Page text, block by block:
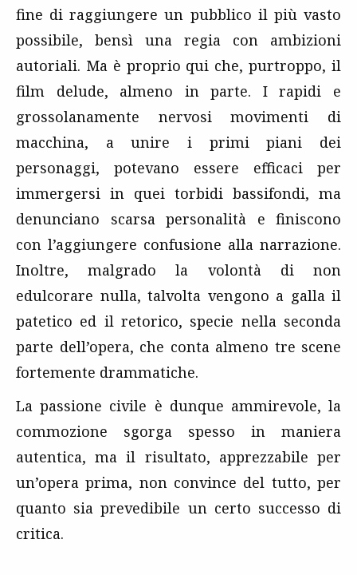
fine di raggiungere un pubblico il più vasto
possibile, bensì una regia con ambizioni
autoriali. Ma è proprio qui che, purtroppo, il
film delude, almeno in parte. I rapidi e
grossolanamente nervosi movimenti di
macchina, a unire i primi piani dei
personaggi, potevano essere efficaci per
immergersi in quei torbidi bassifondi, ma
denunciano scarsa personalità e finiscono
con l’aggiungere confusione alla narrazione.
Inoltre, malgrado la volontà di non
edulcorare nulla, talvolta vengono a galla il
patetico ed il retorico, specie nella seconda
parte dell’opera, che conta almeno tre scene
fortemente drammatiche.
La passione civile è dunque ammirevole, la
commozione sgorga spesso in maniera
autentica, ma il risultato, apprezzabile per
un’opera prima, non convince del tutto, per
quanto sia prevedibile un certo successo di
critica.